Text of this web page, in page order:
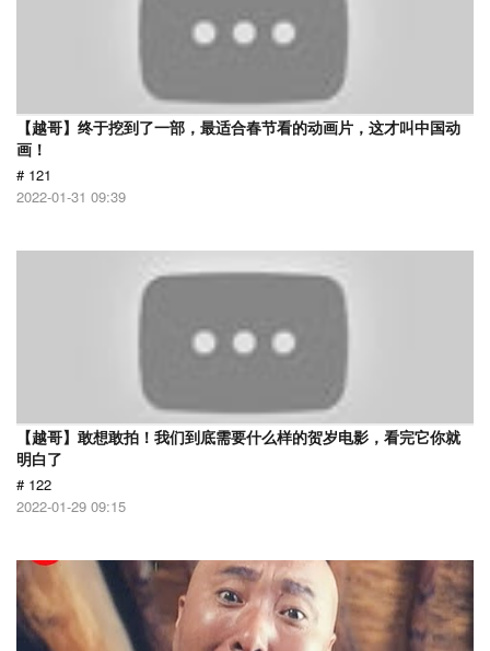
【越哥】终于挖到了一部，最适合春节看的动画片，这才叫中国动
画！
# 121
2022-01-31 09:39
【越哥】敢想敢拍！我们到底需要什么样的贺岁电影，看完它你就
明白了
# 122
2022-01-29 09:15